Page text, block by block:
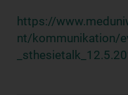
https://
nt/kommunikation/